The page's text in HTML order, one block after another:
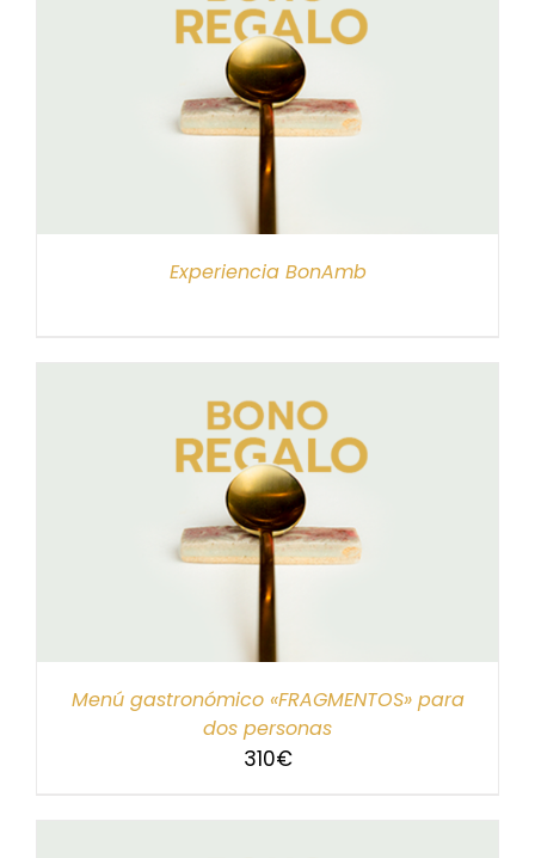
Experiencia BonAmb
Menú gastronómico «FRAGMENTOS» para
dos personas
310€